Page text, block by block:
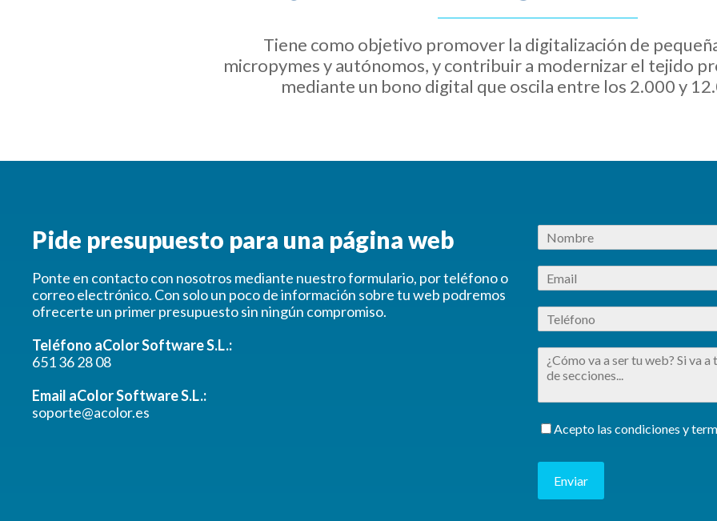
Tiene como objetivo promover la digitalización de
micropymes y autónomos, y contribuir a modernizar el tejido
mediante un bono digital que oscila entre los 2.000 y
Pide presupuesto para una página web
Ponte en contacto con nosotros mediante nuestro formulario, por teléfono o
correo electrónico. Con solo un poco de información sobre tu web podremos
ofrecerte un primer presupuesto sin ningún compromiso.
Teléfono aColor Software S.L.:
651 36 28 08
Email aColor Software S.L.:
soporte@acolor.es
Acepto las condiciones y
Enviar